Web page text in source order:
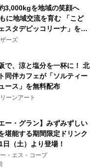
3,000kgを地域の笑顔へ
に地域交流を育む 「こど
スタデピッコリーナ」を9
催
ーズ
で、涼と塩分を一杯に！ 北
同伴カフェが「ソルティー
ース」を無料配布
ーンアート
ー・グラン】みずみずしい
堪能する期間限定ドリンク
日（土）より登場！
・エス・コープ